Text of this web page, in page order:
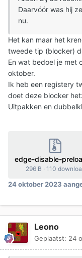
Daarvóór was hij
nu.
Het kan maar het
tweede tip (blocker)
En wat bedoel je met
oktober.
Ik heb een registery
doet deze blocker
Uitpakken en
edge-disable-
296 B · 110
24 oktober 2023
Leono
Geplaatst: 24